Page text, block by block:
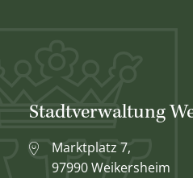
Stadtverwaltung
Marktplatz 7,
97990 Weikersheim